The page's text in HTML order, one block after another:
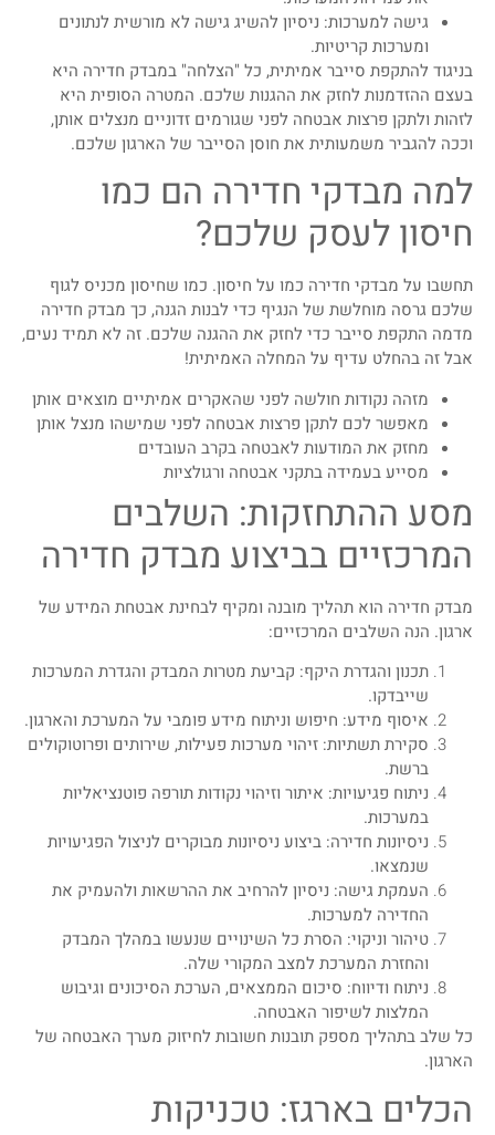
גישה למערכות: ניסיון להשיג גישה לא מורשית לנתונים
ומערכות קריטיות.
בניגוד להתקפת סייבר אמיתית, כל "הצלחה" במבדק חדירה היא
בעצם ההזדמנות לחזק את ההגנות שלכם. המטרה הסופית היא
לזהות ולתקן פרצות אבטחה לפני שגורמים זדוניים מנצלים אותן,
וככה להגביר משמעותית את חוסן הסייבר של הארגון שלכם.
למה מבדקי חדירה הם כמו
חיסון לעסק שלכם?
תחשבו על מבדקי חדירה כמו על חיסון. כמו שחיסון מכניס לגוף
שלכם גרסה מוחלשת של הנגיף כדי לבנות הגנה, כך מבדק חדירה
מדמה התקפת סייבר כדי לחזק את ההגנה שלכם. זה לא תמיד נעים,
אבל זה בהחלט עדיף על המחלה האמיתית!
מזהה נקודות חולשה לפני שהאקרים אמיתיים מוצאים אותן
מאפשר לכם לתקן פרצות אבטחה לפני שמישהו מנצל אותן
מחזק את המודעות לאבטחה בקרב העובדים
מסייע בעמידה בתקני אבטחה ורגולציות
מסע ההתחזקות: השלבים
המרכזיים בביצוע מבדק חדירה
מבדק חדירה הוא תהליך מובנה ומקיף לבחינת אבטחת המידע של
ארגון. הנה השלבים המרכזיים:
תכנון והגדרת היקף: קביעת מטרות המבדק והגדרת המערכות
שייבדקו.
איסוף מידע: חיפוש וניתוח מידע פומבי על המערכת והארגון.
סקירת תשתיות: זיהוי מערכות פעילות, שירותים ופרוטוקולים
ברשת.
ניתוח פגיעויות: איתור וזיהוי נקודות תורפה פוטנציאליות
במערכות.
ניסיונות חדירה: ביצוע ניסיונות מבוקרים לניצול הפגיעויות
שנמצאו.
העמקת גישה: ניסיון להרחיב את ההרשאות ולהעמיק את
החדירה למערכות.
טיהור וניקוי: הסרת כל השינויים שנעשו במהלך המבדק
והחזרת המערכת למצב המקורי שלה.
ניתוח ודיווח: סיכום הממצאים, הערכת הסיכונים וגיבוש
המלצות לשיפור האבטחה.
כל שלב בתהליך מספק תובנות חשובות לחיזוק מערך האבטחה של
הארגון.
הכלים בארגז: טכניקות